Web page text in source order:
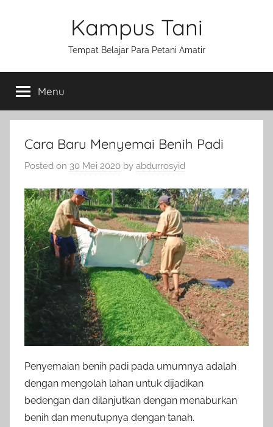
Kampus Tani
Tempat Belajar Para Petani Amatir
Menu
Cara Baru Menyemai Benih Padi
Posted on 30 Mei 2020 by abdurrosyid
Penyemaian benih padi pada umumnya adalah
dengan mengolah lahan untuk dijadikan
bedengan dan dilanjutkan dengan menaburkan
benih dan menutupnya dengan tanah.